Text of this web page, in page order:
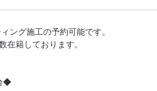
ング施工の予約可能です。
在籍しております。
◆